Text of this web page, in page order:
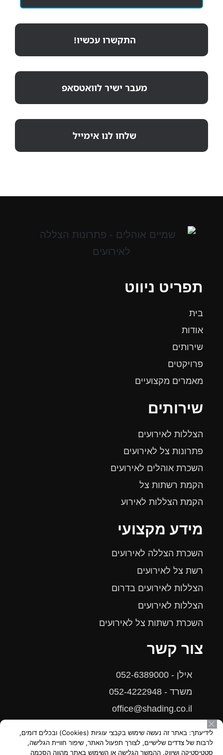
התקשרו עכשיו!
מעבר ישיר לוואטסאפ
שלחו לנו אימייל
תפריט ניווט
בית
אודות
שירותים
פרויקטים
מאמרים מקצועיים
שירותים
הצללות לאירועים
פתרונות צל לאירועים
השכרת אוהלים לאירועים
הקמת רשתות צל
הקמת הצללות לאירוע
מידע מקצועי
השכרת הצללה לאירועים
רשת צל לאירועים
הצללות לאירועים בדרום
הצללות לאירועים
השכרת רשתות צל לאירועים
צור קשר
אילן - 052-6389000
משרד - 052-4222948
office@shading.co.il
לידיעתך: באתר זה נעשה שימוש בקבצי עוגיות (Cookies) ובכלים דומים,
לרבות של צדדים שלישיים, לצורך תפעול האתר, שיפור חוויית הגלישה,
סטטיסטיקה ושיווק. ההמשך הגלישה או השימוש באתר מהווה הסכמה